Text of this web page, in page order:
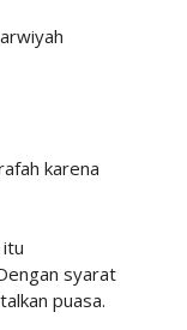
karena
syarat
puasa.